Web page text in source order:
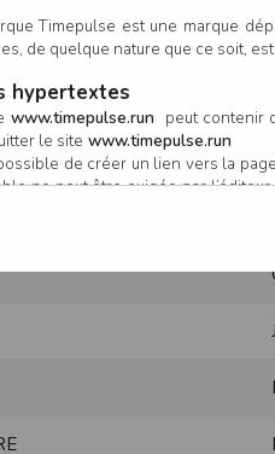
Timepulse est une marque
de quelque nature que ce soit,
hypertextes
www.timepulse.run peut contenir
le site www.timepulse.run
de créer un lien vers la
ne peut être exigée par
fenêtre du navigateur.
de l’éditeur
ces informations et/ou
se réserve le droit de les
et/ou documents
des informations et/ou